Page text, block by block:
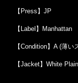
【Press】JP
【Label】Manhattan
【Condition】A (薄い
【Jacket】White